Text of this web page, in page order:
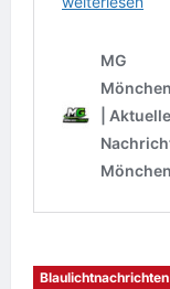
Blaulichtnachrichten